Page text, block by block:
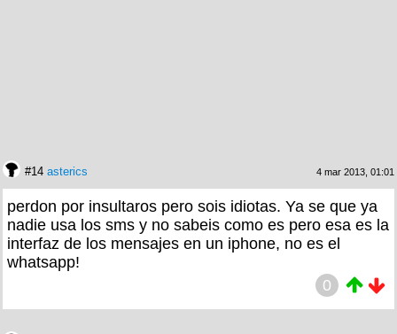
#14 asterics 4 mar 2013, 01:01
perdon por insultaros pero sois idiotas. Ya se que ya
nadie usa los sms y no sabeis como es pero esa es la
interfaz de los mensajes en un iphone, no es el
whatsapp!
0